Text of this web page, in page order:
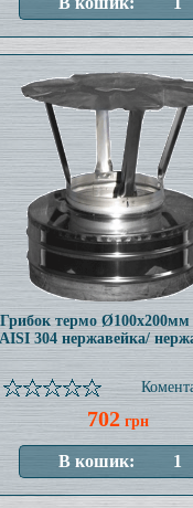
Грибок термо
AISI 304 нержавейка/
702 грн